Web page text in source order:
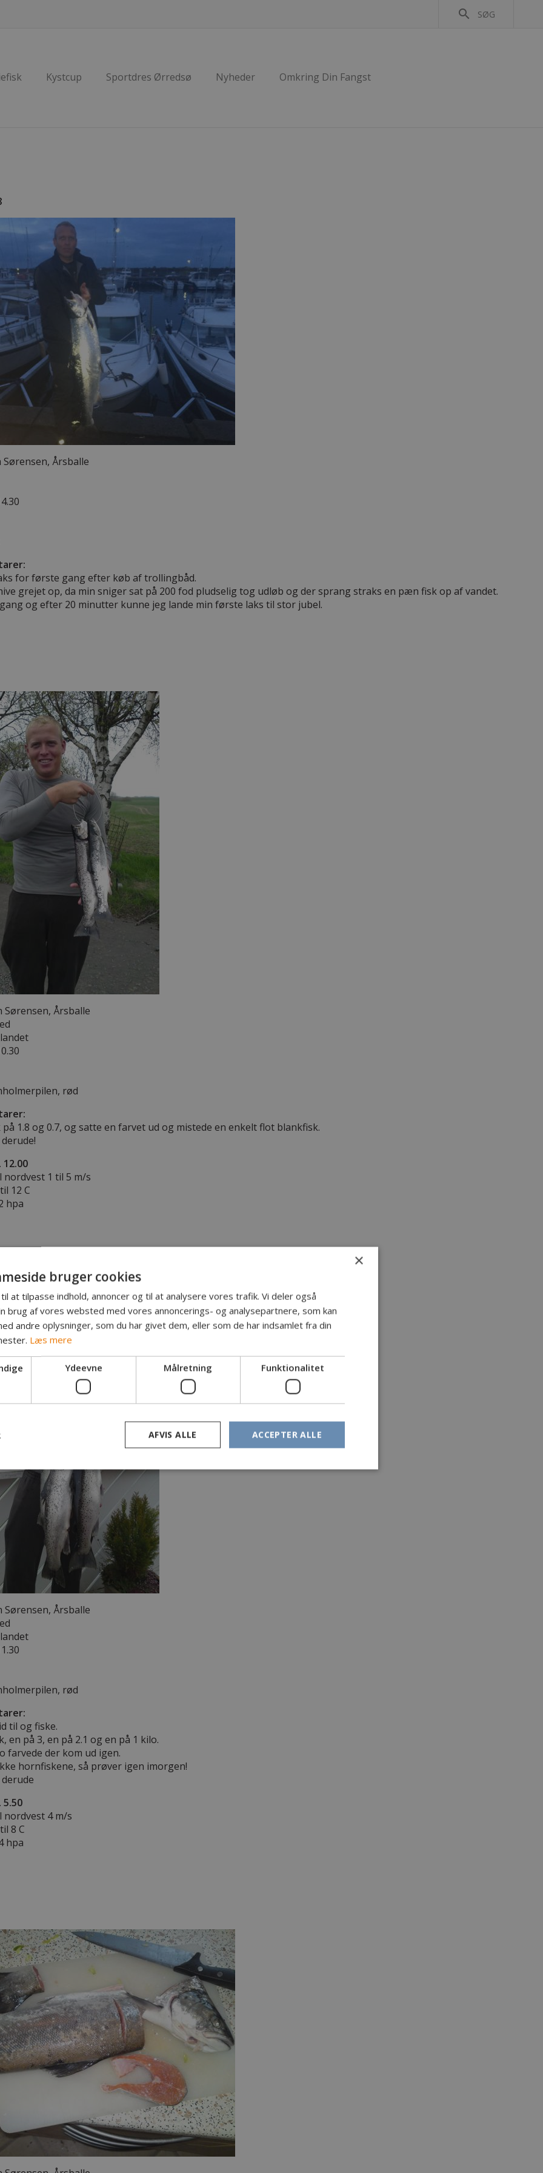
search SØG
Kystcup Sportdres Ørredsø Nyheder Omkring Din Fangst
Sørensen, Årsballe
for første gang efter køb af trollingbåd.
grejet op, da min sniger sat på 200 fod pludselig tog udløb og der sprang straks en pæn fisk op af vandet.
og efter 20 minutter kunne jeg lande min første laks til stor jubel.
Sørensen, Årsballe
rød
på 1.8 og 0.7, og satte en farvet ud og mistede en enkelt flot blankfisk.
nordvest 1 til 5 m/s
12 C
hpa
Sørensen, Årsballe
rød
til og fiske.
en på 3, en på 2.1 og en på 1 kilo.
farvede der kom ud igen.
hornfiskene, så prøver igen imorgen!
5.50
nordvest 4 m/s
8 C
hpa
×
bruger cookies
at tilpasse indhold, annoncer og til at analysere vores trafik. Vi deler også
brug af vores websted med vores annoncerings- og analysepartnere, som kan
andre oplysninger, som du har givet dem, eller som de har indsamlet fra din
Læs mere
Ydeevne Målretning Funktionalitet
ACCEPTER ALLE
AFVIS ALLE